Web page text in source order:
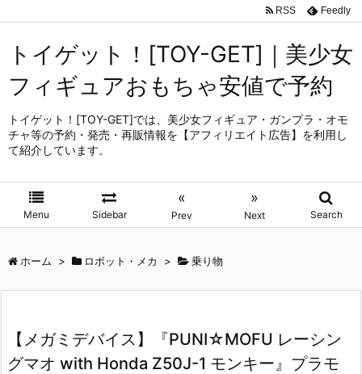
トイゲット！[TOY-GET]｜美少女
フィギュアおもちゃ安値で予約
トイゲット！[TOY-GET]では、美少女フィギュア・ガンプラ・オモ
チャ等の予約・発売・再販情報を【アフィリエイト広告】を利用し
て紹介しています。
Menu Sidebar
«
Prev
»
Next Search
RSS Feedly
ホーム > ロボット・メカ > 乗り物
【メガミデバイス】『PUNI☆MOFU レーシン
グマオ with Honda Z50J-1 モンキー』プラモ